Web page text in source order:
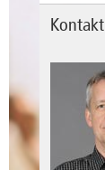
Kontakt